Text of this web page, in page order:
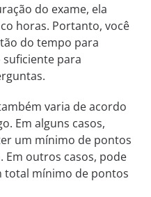
do exame, ela
horas. Portanto, você
do tempo para
para
varia de acordo
Em alguns casos,
um mínimo de pontos
Em outros casos, pode
total mínimo de pontos